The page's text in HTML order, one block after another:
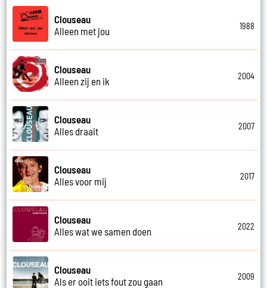
Clouseau
Alleen met jou
1988
Clouseau
Alleen zij en ik
2004
Clouseau
Alles draait
2007
Clouseau
Alles voor mij
2017
Clouseau
Alles wat we samen doen
2022
Clouseau
Als er ooit iets fout zou gaan
2009